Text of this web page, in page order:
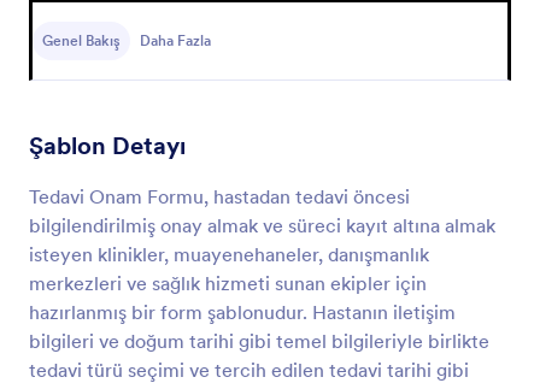
Genel Bakış Daha Fazla
Şablon Detayı
Tedavi Onam Formu, hastadan tedavi öncesi
bilgilendirilmiş onay almak ve süreci kayıt altına almak
isteyen klinikler, muayenehaneler, danışmanlık
merkezleri ve sağlık hizmeti sunan ekipler için
hazırlanmış bir form şablonudur. Hastanın iletişim
bilgileri ve doğum tarihi gibi temel bilgileriyle birlikte
tedavi türü seçimi ve tercih edilen tedavi tarihi gibi
katılımcının haklarını ve sorumluluklarını belirleyen bir
Önizleme